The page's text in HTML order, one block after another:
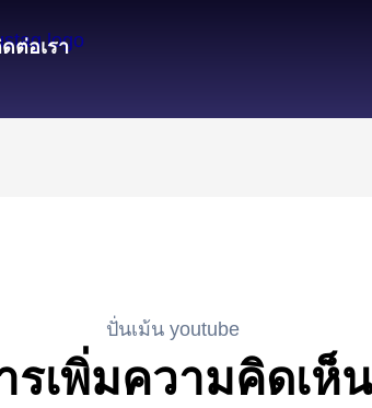
ต่อเรา
เพิ่มความคิดเห็